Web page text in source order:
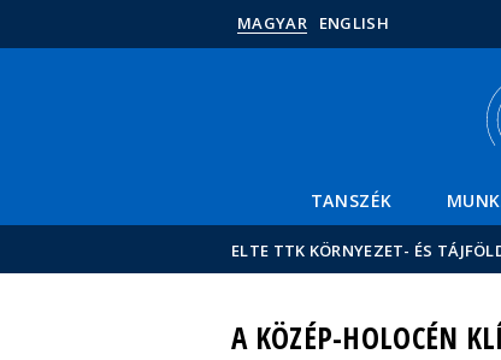
MAGYAR ENGLISH
TANSZÉK
ELTE TTK KÖRNYEZET- ÉS
A KÖZÉP-HOLOCÉN